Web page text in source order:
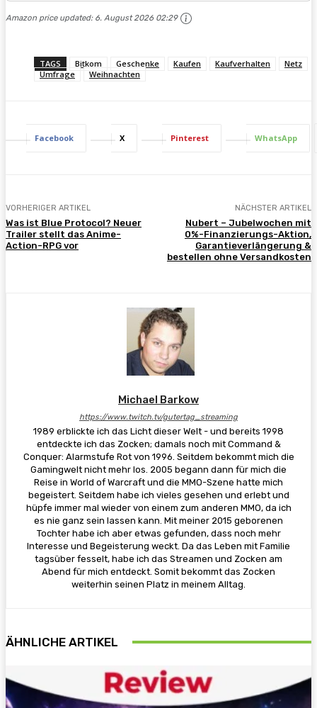
Amazon price updated: 6. August 2026 02:29
TAGS Bitkom Geschenke Kaufen Kaufverhalten
Netz
Umfrage
Weihnachten
Facebook X Pinterest WhatsApp
VORHERIGER ARTIKEL
Was ist Blue Protocol? Neuer
Trailer stellt das Anime-
Action-RPG vor
NÄCHSTER ARTIKEL
Nubert – Jubelwochen mit
0%-Finanzierungs-Aktion,
Garantieverlängerung &
bestellen ohne Versandkosten
Michael Barkow
https://www.twitch.tv/gutertag_streaming
1989 erblickte ich das Licht dieser Welt - und bereits 1998
entdeckte ich das Zocken; damals noch mit Command &
Conquer: Alarmstufe Rot von 1996. Seitdem bekommt mich die
Gamingwelt nicht mehr los. 2005 begann dann für mich die
Reise in World of Warcraft und die MMO-Szene hatte mich
begeistert. Seitdem habe ich vieles gesehen und erlebt und
hüpfe immer mal wieder von einem zum anderen MMO, da ich
es nie ganz sein lassen kann. Mit meiner 2015 geborenen
Tochter habe ich aber etwas gefunden, dass noch mehr
Interesse und Begeisterung weckt. Da das Leben mit Familie
tagsüber fesselt, habe ich das Streamen und Zocken am
Abend für mich entdeckt. Somit bekommt das Zocken
weiterhin seinen Platz in meinem Alltag.
ÄHNLICHE ARTIKEL